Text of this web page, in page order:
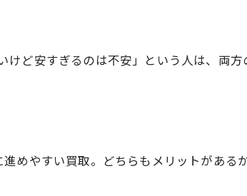
ど安すぎるのは不安」という人は、両
めやすい買取。どちらもメリットがある